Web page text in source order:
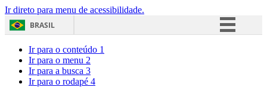
Ir direto para menu de acessibilidade.
BRASIL
Ir para o conteúdo 1
Ir para o menu 2
Ir para a busca 3
Ir para o rodapé 4